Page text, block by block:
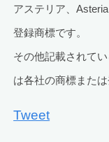
アステリア、
登録商標です。
その他記載されて
は各社の商標または
Tweet